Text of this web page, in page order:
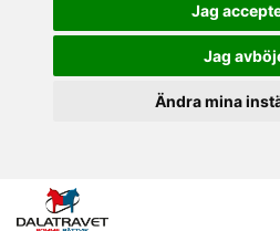
Jag
Jag
Ändra mina